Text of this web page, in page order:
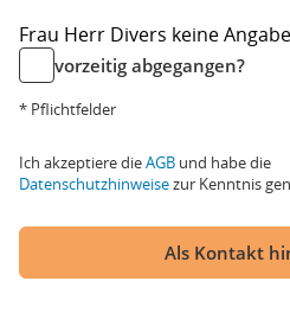
Frau Herr Divers keine Angabe
vorzeitig abgegangen?
* Pflichtfelder
Ich akzeptiere dieAGB und habe die
Datenschutzhinweisezur Kenntnis
Als Kontakt